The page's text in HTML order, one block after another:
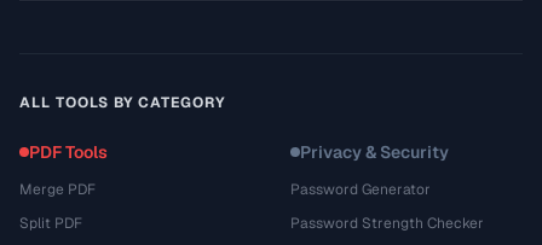
ALL TOOLS BY CATEGORY
PDF Tools
Merge PDF
Split PDF
Privacy & Security
Password Generator
Password Strength Checker